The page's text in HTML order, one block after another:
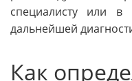
специалисту или в
дальнейшей
Как